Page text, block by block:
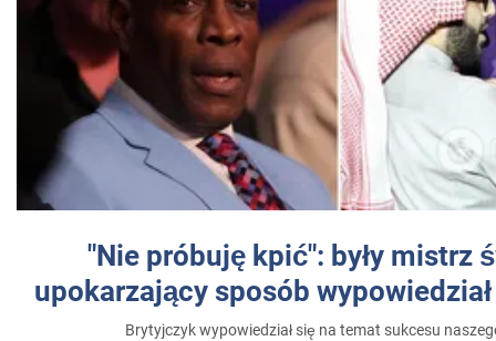
"Nie próbuję kpić": były mistrz
upokarzający sposób
Brytyjczyk wypowiedział się na temat sukcesu